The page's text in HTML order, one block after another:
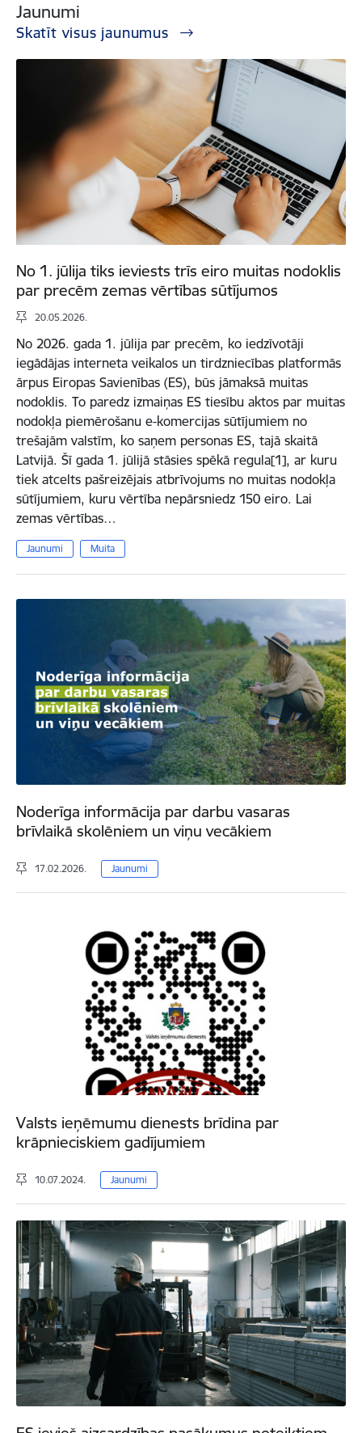
Jaunumi
Skatīt visus jaunumus
No 1. jūlija tiks ieviests trīs eiro muitas nodoklis
par precēm zemas vērtības sūtījumos
20.05.2026.
No 2026. gada 1. jūlija par precēm, ko iedzīvotāji
iegādājas interneta veikalos un tirdzniecības platformās
ārpus Eiropas Savienības (ES), būs jāmaksā muitas
nodoklis. To paredz izmaiņas ES tiesību aktos par muitas
nodokļa piemērošanu e-komercijas sūtījumiem no
trešajām valstīm, ko saņem personas ES, tajā skaitā
Latvijā. Šī gada 1. jūlijā stāsies spēkā regula[1], ar kuru
tiek atcelts pašreizējais atbrīvojums no muitas nodokļa
sūtījumiem, kuru vērtība nepārsniedz 150 eiro. Lai
zemas vērtības…
Jaunumi Muita
Noderīga informācija par darbu vasaras
brīvlaikā skolēniem un viņu vecākiem
17.02.2026. Jaunumi
Valsts ieņēmumu dienests brīdina par
krāpnieciskiem gadījumiem
10.07.2024. Jaunumi